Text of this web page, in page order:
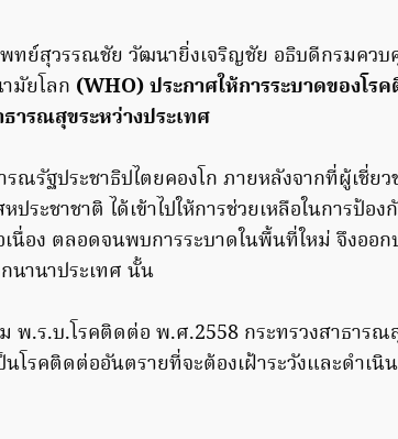
ทย์สุวรรณชัย วัฒนายิ่งเจริญชัย อธิบดีกรมควบ
มัยโลก (WHO) ประกาศให้การระบาดของโรค
ารณสุขระหว่างประเทศ
ณรัฐประชาธิปไตยคองโก ภายหลังจากที่ผู้เชี่ย
ระชาชาติ ได้เข้าไปให้การช่วยเหลือในการป้อ
นื่อง ตลอดจนพบการระบาดในพื้นที่ใหม่ จึงออ
นานาประเทศ นั้น
พ.ร.บ.โรคติดต่อ พ.ศ.2558 กระทรวงสาธารณ
นโรคติดต่ออันตรายที่จะต้องเฝ้าระวังและดำเนิ